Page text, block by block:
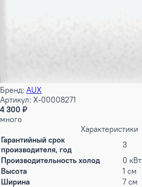
Бренд: AUX
Артикул: X-00008271
4 300 ₽
много
Характеристики
Гарантийный срок
производителя, год
3
Производительность холод
0 кВт
Высота
1 см
Ширина
7 см